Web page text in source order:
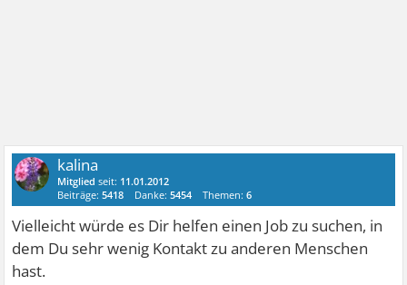
kalina
Mitglied seit: 11.01.2012
Beiträge:5418 Danke:5454 Themen:6
Vielleicht würde es Dir helfen einen Job zu suchen, in
dem Du sehr wenig Kontakt zu anderen Menschen
hast.